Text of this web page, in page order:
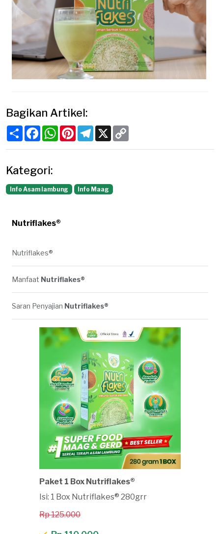
Bagikan Artikel:
ShareFacebookWhatsApp
PinterestTelegram
X
Kategori:
Info Asam lambung Info Maag
Nutriflakes®
Nutriflakes®
Manfaat Nutriflakes®
Saran Penyajian Nutriflakes®
Paket 1 Box Nutriflakes®
Isi: 1 Box Nutriflakes® 280grr
Rp 125.000